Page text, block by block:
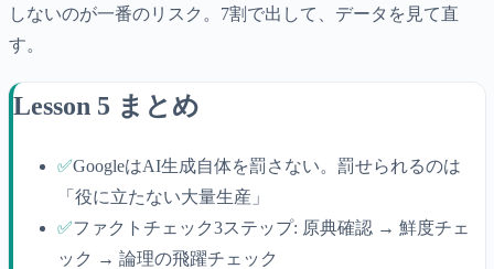
しないのが一番のリスク。7割で出して、データを見て直
す。
Lesson 5 まとめ
✅GoogleはAI生成自体を罰さない。罰せられるのは
「役に立たない大量生産」
✅ファクトチェック3ステップ: 原典確認 → 鮮度チェ
ック → 論理の飛躍チェック